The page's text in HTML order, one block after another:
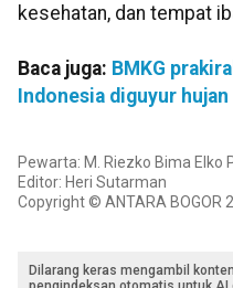
kesehatan, dan tempat
Baca juga: BMKG
Indonesia diguyur hujan
Pewarta: M. Riezko Bima Elko
Editor: Heri Sutarman
Copyright © ANTARA BOGOR
Dilarang keras mengambil